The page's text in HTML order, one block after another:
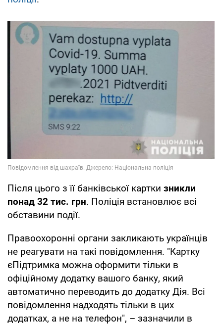
Після цього з її банківської картки зникли
понад 32 тис. грн. Поліція встановлює всі
обставини події.
Правоохоронні органи закликають українців
не реагувати на такі повідомлення. "Картку
єПідтримка можна оформити тільки в
офіційному додатку вашого банку, який
автоматично переводить до додатку Дія. Всі
повідомлення надходять тільки в цих
додатках, а не на телефон", – зазначили в